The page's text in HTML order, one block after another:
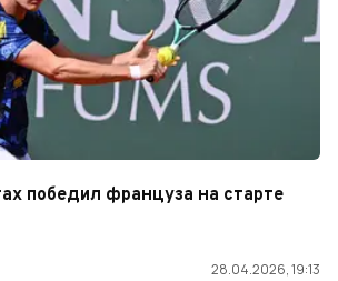
победил француза на старте
28.04.2026, 19:13